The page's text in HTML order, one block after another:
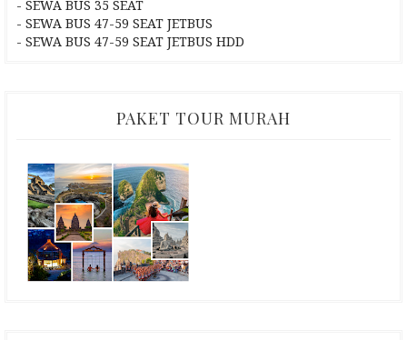
- SEWA BUS 35 SEAT
- SEWA BUS 47-59 SEAT JETBUS
- SEWA BUS 47-59 SEAT JETBUS HDD
PAKET TOUR MURAH